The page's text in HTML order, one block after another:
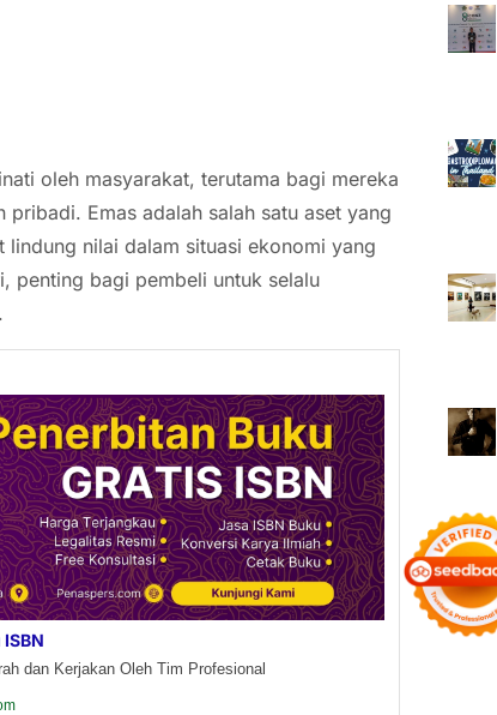
oleh masyarakat, terutama bagi mereka
Emas adalah salah satu aset yang
nilai dalam situasi ekonomi yang
penting bagi pembeli untuk selalu
dan Kerjakan Oleh Tim Profesional